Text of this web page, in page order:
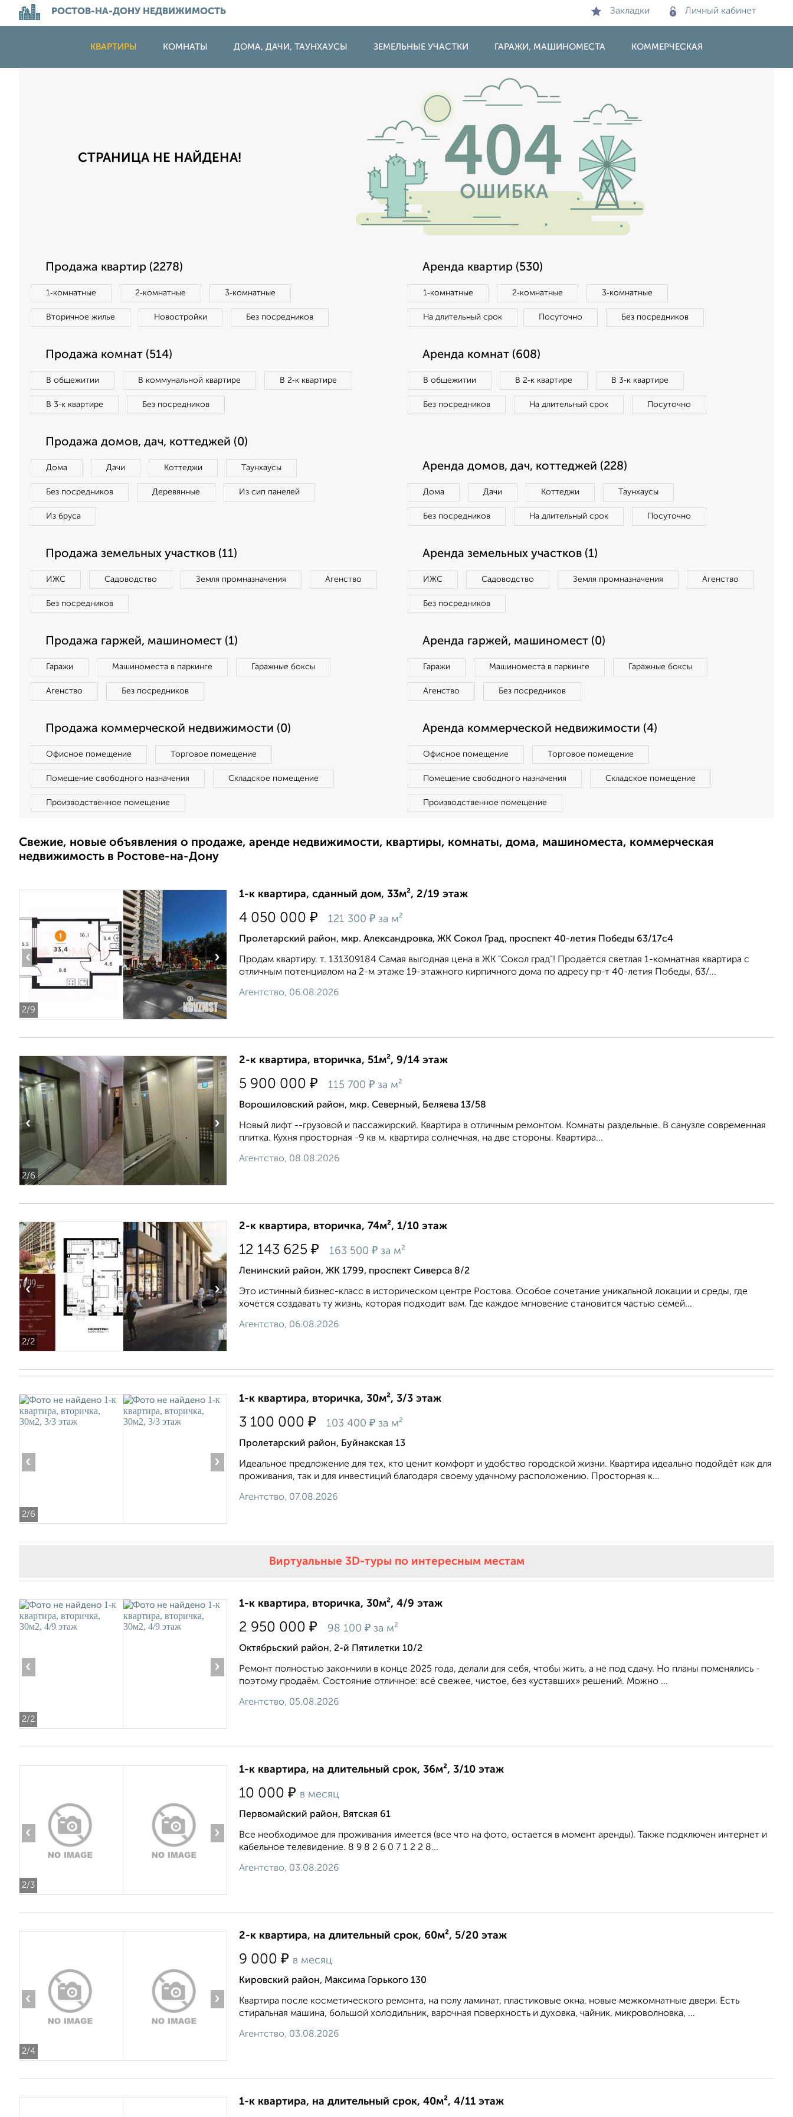
РОСТОВ-НА-ДОНУ НЕДВИЖИМОСТЬ Закладки Личный кабинет
КВАРТИРЫ КОМНАТЫ ДОМА, ДАЧИ, ТАУНХАУСЫ ЗЕМЕЛЬНЫЕ УЧАСТКИ ГАРАЖИ, МАШИНОМЕСТА КОММЕРЧЕСКАЯ
СТРАНИЦА НЕ НАЙДЕНА!
Продажа квартир (2278)
1‑комнатные 2‑комнатные 3‑комнатные
Вторичное жилье Новостройки Без посредников
Аренда квартир (530)
1‑комнатные 2‑комнатные 3‑комнатные
На длительный срок Посуточно Без посредников
Продажа комнат (514)
В общежитии В коммунальной квартире В 2‑к квартире
В 3‑к квартире Без посредников
Аренда комнат (608)
В общежитии В 2‑к квартире В 3‑к квартире
Без посредников На длительный срок Посуточно
Продажа домов, дач, коттеджей (0)
Дома Дачи Коттеджи Таунхаусы
Без посредников Деревянные Из сип панелей
Из бруса
Аренда домов, дач, коттеджей (228)
Дома Дачи Коттеджи Таунхаусы
Без посредников На длительный срок Посуточно
Продажа земельных участков (11)
ИЖС Садоводство Земля промназначения Агенство
Без посредников
Аренда земельных участков (1)
ИЖС Садоводство Земля промназначения Агенство
Без посредников
Продажа гаржей, машиномест (1)
Гаражи Машиноместа в паркинге Гаражные боксы
Агенство Без посредников
Аренда гаржей, машиномест (0)
Гаражи Машиноместа в паркинге Гаражные боксы
Агенство Без посредников
Продажа коммерческой недвижимости (0)
Офисное помещение Торговое помещение
Помещение свободного назначения Складское помещение
Производственное помещение
Аренда коммерческой недвижимости (4)
Офисное помещение Торговое помещение
Помещение свободного назначения Складское помещение
Производственное помещение
Свежие, новые объявления о продаже, аренде недвижимости, квартиры, комнаты, дома, машиноместа, коммерческая
недвижимость в Ростове-на-Дону
2/9
‹ ›
1-к квартира, сданный дом, 33м², 2/19 этаж
4 050 000 ₽ 121 300 ₽ за м²
Пролетарский район, мкр. Александровка, ЖК Сокол Град, проспект 40-летия Победы 63/17с4
Продам квартиру. т. 131309184 Самая выгодная цена в ЖК "Сокол град"! Продаётся светлая 1-комнатная квартира с
отличным потенциалом на 2-м этаже 19-этажного кирпичного дома по адресу пр-т 40-летия Победы, 63/...
Агентство, 06.08.2026
2/6
‹ ›
2-к квартира, вторичка, 51м², 9/14 этаж
5 900 000 ₽ 115 700 ₽ за м²
Ворошиловский район, мкр. Северный, Беляева 13/58
Новый лифт --грузовой и пассажирский. Квартира в отличным ремонтом. Комнаты раздельные. В санузле современная
плитка. Кухня просторная -9 кв м. квартира солнечная, на две стороны. Квартира...
Агентство, 08.08.2026
2/2
‹ ›
2-к квартира, вторичка, 74м², 1/10 этаж
12 143 625 ₽ 163 500 ₽ за м²
Ленинский район, ЖК 1799, проспект Сиверса 8/2
Это истинный бизнес-класс в историческом центре Ростова. Особое сочетание уникальной локации и среды, где
хочется создавать ту жизнь, которая подходит вам. Где каждое мгновение становится частью семей...
Агентство, 06.08.2026
2/6
‹ ›
1-к квартира, вторичка, 30м², 3/3 этаж
3 100 000 ₽ 103 400 ₽ за м²
Пролетарский район, Буйнакская 13
Идеальное предложение для тех, кто ценит комфорт и удобство городской жизни. Квартира идеально подойдёт как для
проживания, так и для инвестиций благодаря своему удачному расположению. Просторная к...
Агентство, 07.08.2026
Виртуальные 3D-туры по интересным местам
2/2
‹ ›
1-к квартира, вторичка, 30м², 4/9 этаж
2 950 000 ₽ 98 100 ₽ за м²
Октябрьский район, 2-й Пятилетки 10/2
Ремонт полностью закончили в конце 2025 года, делали для себя, чтобы жить, а не под сдачу. Но планы поменялись -
поэтому продаём. Состояние отличное: всё свежее, чистое, без «уставших» решений. Можно ...
Агентство, 05.08.2026
2/3
‹ ›
1-к квартира, на длительный срок, 36м², 3/10 этаж
10 000 ₽ в месяц
Первомайский район, Вятская 61
Все необходимое для проживания имеется (все что на фото, остается в момент аренды). Также подключен интернет и
кабельное телевидение. 8 9 8 2 6 0 7 1 2 2 8...
Агентство, 03.08.2026
2/4
‹ ›
2-к квартира, на длительный срок, 60м², 5/20 этаж
9 000 ₽ в месяц
Кировский район, Максима Горького 130
Квартира после косметического ремонта, на полу ламинат, пластиковые окна, новые межкомнатные двери. Есть
стиральная машина, большой холодильник, варочная поверхность и духовка, чайник, микроволновка, ...
Агентство, 03.08.2026
1-к квартира, на длительный срок, 40м², 4/11 этаж